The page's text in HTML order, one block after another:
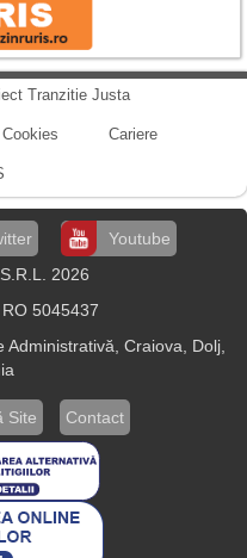
Tranzitie Justa
Cookies Cariere
Youtube
2026
5045437
Craiova, Dolj,
Site Contact